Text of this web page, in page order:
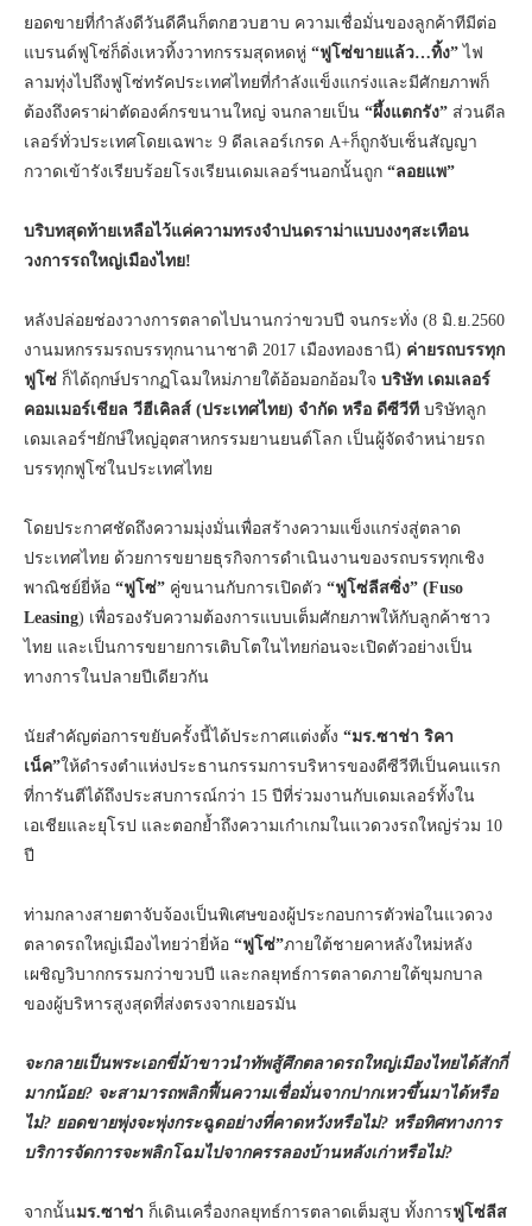
ยอดขายที่กำลังดีวันดีคืนก็ตกฮวบฮาบ ความเชื่อมั่นของลูกค้าทีมีต่อ
แบรนด์ฟูโซ่ก็ดิ่งเหวทิ้งวาทกรรมสุดหดหู่ “ฟูโซ่ขายแล้ว…ทิ้ง” ไฟ
ลามทุ่งไปถึงฟูโซ่ทรัคประเทศไทยที่กำลังแข็งแกร่งและมีศักยภาพก็
ต้องถึงคราผ่าตัดองค์กรขนานใหญ่ จนกลายเป็น “ผึ้งแตกรัง” ส่วนดีล
เลอร์ทั่วประเทศโดยเฉพาะ 9 ดีลเลอร์เกรด A+ก็ถูกจับเซ็นสัญญา
กวาดเข้ารังเรียบร้อยโรงเรียนเดมเลอร์ฯนอกนั้นถูก “ลอยแพ”
บริบทสุดท้ายเหลือไว้แค่ความทรงจำปนดราม่าแบบงงๆสะเทือน
วงการรถใหญ่เมืองไทย!
หลังปล่อยช่องวางการตลาดไปนานกว่าขวบปี จนกระทั่ง (8 มิ.ย.2560
งานมหกรรมรถบรรทุกนานาชาติ 2017 เมืองทองธานี) ค่ายรถบรรทุก
ฟูโซ่ ก็ได้ฤกษ์ปรากฏโฉมใหม่ภายใต้อ้อมอกอ้อมใจ บริษัท เดมเลอร์
คอมเมอร์เชียล วีฮีเคิลส์ (ประเทศไทย) จํากัด หรือ ดีซีวีที บริษัทลูก
เดมเลอร์ฯยักษ์ใหญ่อุตสาหกรรมยานยนต์โลก เป็นผู้จัดจำหน่ายรถ
บรรทุกฟูโซ่ในประเทศไทย
โดยประกาศชัดถึงความมุ่งมั่นเพื่อสร้างความแข็งแกร่งสู่ตลาด
ประเทศไทย ด้วยการขยายธุรกิจการดำเนินงานของรถบรรทุกเชิง
พาณิชย์ยี่ห้อ “ฟูโซ่” คู่ขนานกับการเปิดตัว “ฟูโซ่ลีสซิ่ง” (Fuso
Leasing) เพื่อรองรับความต้องการแบบเต็มศักยภาพให้กับลูกค้าชาว
ไทย และเป็นการขยายการเติบโตในไทยก่อนจะเปิดตัวอย่างเป็น
ทางการในปลายปีเดียวกัน
นัยสำคัญต่อการขยับครั้งนี้ได้ประกาศแต่งตั้ง “มร.ซาช่า ริคา
เน็ค”ให้ดำรงตำแห่งประธานกรรมการบริหารของดีซีวีทีเป็นคนแรก
ที่การันตีได้ถึงประสบการณ์กว่า 15 ปีที่ร่วมงานกับเดมเลอร์ทั้งใน
เอเชียและยุโรป และตอกย้ำถึงความเก๋าเกมในแวดวงรถใหญ่ร่วม 10
ปี
ท่ามกลางสายตาจับจ้องเป็นพิเศษของผู้ประกอบการตัวพ่อในแวดวง
ตลาดรถใหญ่เมืองไทยว่ายี่ห้อ “ฟูโซ่”ภายใต้ชายคาหลังใหม่หลัง
เผชิญวิบากกรรมกว่าขวบปี และกลยุทธ์การตลาดภายใต้ขุมกบาล
ของผู้บริหารสูงสุดที่ส่งตรงจากเยอรมัน
จะกลายเป็นพระเอกขี่ม้าขาวนำทัพสู้ศึกตลาดรถใหญ่เมืองไทยได้สักกี่
มากน้อย? จะสามารถพลิกฟื้นความเชื่อมั่นจากปากเหวขึ้นมาได้หรือ
ไม่? ยอดขายพุ่งจะพุ่งกระฉูดอย่างที่คาดหวังหรือไม่? หรือทิศทางการ
บริการจัดการจะพลิกโฉมไปจากครรลองบ้านหลังเก่าหรือไม่?
จากนั้นมร.ซาช่า ก็เดินเครื่องกลยุทธ์การตลาดเต็มสูบ ทั้งการฟูโซ่ลีส